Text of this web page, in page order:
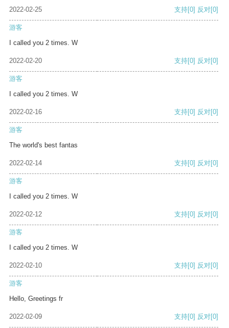
2022-02-25 支持[0] 反对[0]
游客
I called you 2 times. W
2022-02-20 支持[0] 反对[0]
游客
I called you 2 times. W
2022-02-16 支持[0] 反对[0]
游客
The world's best fantas
2022-02-14 支持[0] 反对[0]
游客
I called you 2 times. W
2022-02-12 支持[0] 反对[0]
游客
I called you 2 times. W
2022-02-10 支持[0] 反对[0]
游客
Hello, Greetings fr
2022-02-09 支持[0] 反对[0]